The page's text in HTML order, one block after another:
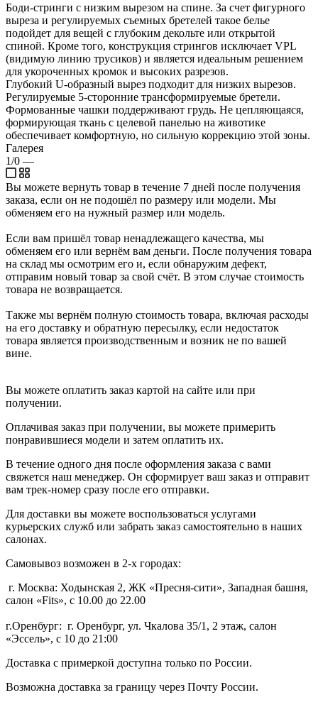
Боди-стринги с низким вырезом на спине. За счет фигурного
выреза и регулируемых съемных бретелей такое белье
подойдет для вещей с глубоким декольте или открытой
спиной. Кроме того, конструкция стрингов исключает VPL
(видимую линию трусиков) и является идеальным решением
для укороченных кромок и высоких разрезов.
Глубокий U-образный вырез подходит для низких вырезов.
Регулируемые 5-сторонние трансформируемые бретели.
Формованные чашки поддерживают грудь. Не цепляющаяся,
формирующая ткань с целевой панелью на животике
обеспечивает комфортную, но сильную коррекцию этой зоны.
Галерея
1/0 —
Вы можете вернуть товар в течение 7 дней после получения
заказа, если он не подошёл по размеру или модели. Мы
обменяем его на нужный размер или модель.
Если вам пришёл товар ненадлежащего качества, мы
обменяем его или вернём вам деньги. После получения товара
на склад мы осмотрим его и, если обнаружим дефект,
отправим новый товар за свой счёт. В этом случае стоимость
товара не возвращается.
Также мы вернём полную стоимость товара, включая расходы
на его доставку и обратную пересылку, если недостаток
товара является производственным и возник не по вашей
вине.
Вы можете оплатить заказ картой на сайте или при
получении.
Оплачивая заказ при получении, вы можете примерить
понравившиеся модели и затем оплатить их.
В течение одного дня после оформления заказа с вами
свяжется наш менеджер. Он сформирует ваш заказ и отправит
вам трек-номер сразу после его отправки.
Для доставки вы можете воспользоваться услугами
курьерских служб или забрать заказ самостоятельно в наших
салонах.
Самовывоз возможен в 2-х городах:
г. Москва: Ходынская 2, ЖК «Пресня-сити», Западная башня,
салон «Fits», с 10.00 до 22.00
г.Оренбург: г. Оренбург, ул. Чкалова 35/1, 2 этаж, салон
«Эссель», с 10 до 21:00
Доставка с примеркой доступна только по России.
Возможна доставка за границу через Почту России.